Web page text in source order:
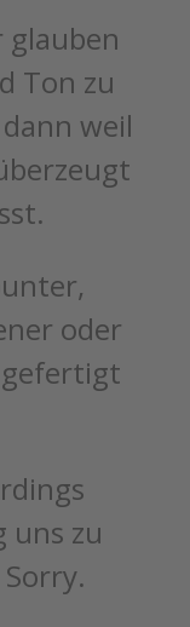
glauben
Ton zu
weil
oder
uns zu